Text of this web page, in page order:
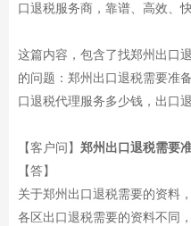
口退税服务商，靠谱、高效、
这篇内容，包含了找郑州出口
的问题：郑州出口退税需要准
口退税代理服务多少钱，出口
【客户问】 郑州出口退税需要
【答】
关于郑州出口退税需要的资料
各区出口退税需要的资料不同